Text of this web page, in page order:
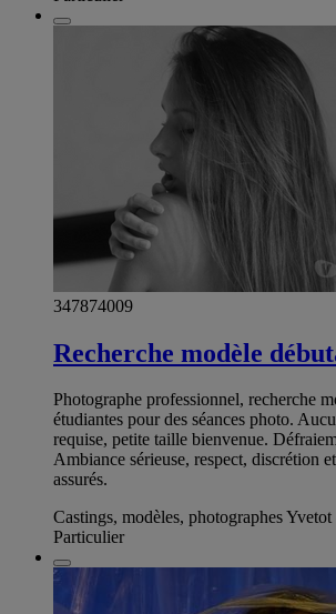
347874009
Recherche modèle
Photographe professionnel, recherche
étudiantes pour des séances photo.
requise, petite taille bienvenue.
Ambiance sérieuse, respect, discrétion
assurés.
Castings, modèles, photographes
Particulier